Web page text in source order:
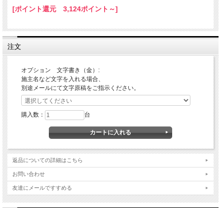
[ポイント還元 3,124ポイント～]
注文
オプション 文字書き（金）:
施主名など文字を入れる場合、
別途メールにて文字原稿をご指示ください。
購入数： 台
返品についての詳細はこちら
お問い合わせ
友達にメールですすめる